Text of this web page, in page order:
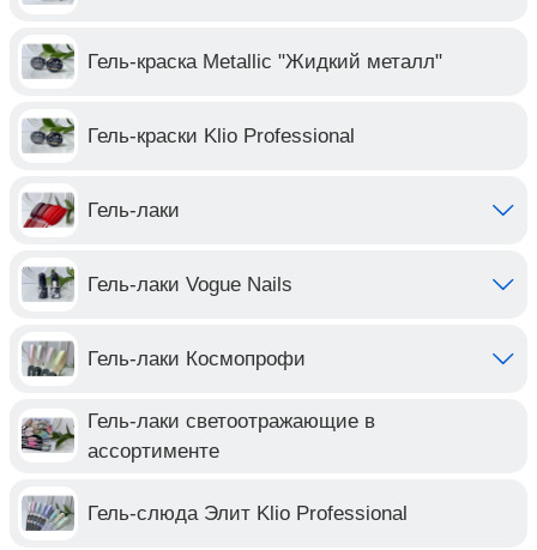
Гель-краска Metallic "Жидкий металл"
Гель-краски Klio Professional
Гель-лаки
Гель-лаки Vogue Nails
Гель-лаки Космопрофи
Гель-лаки светоотражающие в
ассортименте
Гель-слюда Элит Klio Professional